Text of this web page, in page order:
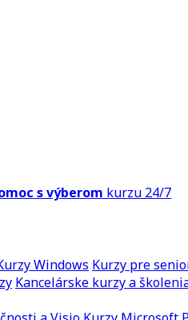
s výberom kurzu 24/7
Windows Kurzy pre
Kancelárske kurzy a